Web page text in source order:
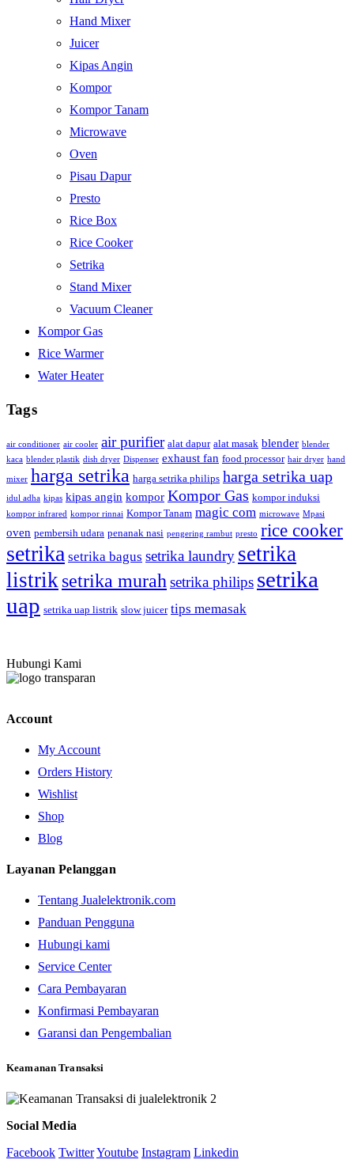
Hand Mixer
Juicer
Kipas Angin
Kompor
Kompor Tanam
Microwave
Oven
Pisau Dapur
Presto
Rice Box
Rice Cooker
Setrika
Stand Mixer
Vacuum Cleaner
Kompor Gas
Rice Warmer
Water Heater
Tags
air conditioner air cooler air purifier alat dapur alat masak blender blender
kaca blender plastik dish dryer Dispenser exhaust fan food processor hair dryer hand
mixer harga setrika harga setrika philips harga setrika uap
idul adha kipas kipas angin kompor Kompor Gas kompor induksi
kompor infrared kompor rinnai Kompor Tanam magic com microwave Mpasi
oven pembersih udara penanak nasi pengering rambut presto rice cooker
setrika setrika bagus setrika laundry setrika
listriksetrika murah setrika philips setrika
uap setrika uap listrik slow juicer tips memasak
Hubungi Kami
Account
My Account
Orders History
Wishlist
Shop
Blog
Layanan Pelanggan
Tentang Jualelektronik.com
Panduan Pengguna
Hubungi kami
Service Center
Cara Pembayaran
Konfirmasi Pembayaran
Garansi dan Pengembalian
Keamanan Transaksi
Social Media
Facebook TwitterYoutube Instagram Linkedin